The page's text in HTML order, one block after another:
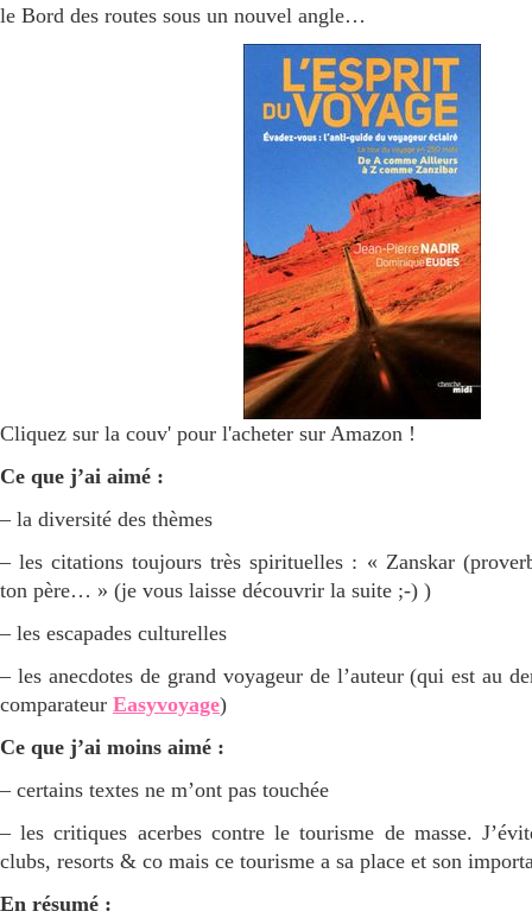
le Bord des routes sous un nouvel angle…
Cliquez sur la couv' pour l'acheter sur Amazon !
Ce que j’ai aimé :
– la diversité des thèmes
– les citations toujours très spirituelles : « Zanskar
ton père… » (je vous laisse découvrir la suite ;-) )
– les escapades culturelles
– les anecdotes de grand voyageur de l’auteur (qui est au
comparateur Easyvoyage)
Ce que j’ai moins aimé :
– certains textes ne m’ont pas touchée
– les critiques acerbes contre le tourisme de masse.
clubs, resorts & co mais ce tourisme a sa place et son
En résumé :